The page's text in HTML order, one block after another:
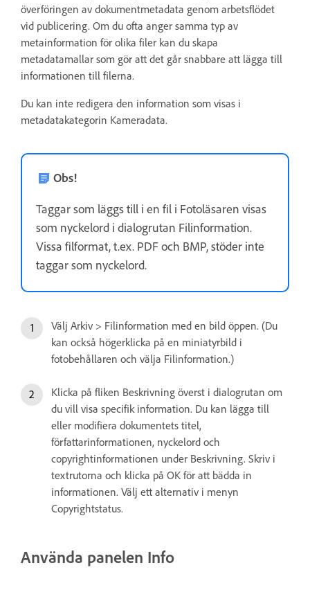
överföringen av dokumentmetadata genom arbetsflödet
vid publicering. Om du ofta anger samma typ av
metainformation för olika filer kan du skapa
metadatamallar som gör att det går snabbare att lägga till
informationen till filerna.
Du kan inte redigera den information som visas i
metadatakategorin Kameradata.
Obs!
Taggar som läggs till i en fil i Fotoläsaren visas
som nyckelord i dialogrutan Filinformation.
Vissa filformat, t.ex. PDF och BMP, stöder inte
taggar som nyckelord.
Välj Arkiv > Filinformation med en bild öppen. (Du
kan också högerklicka på en miniatyrbild i
fotobehållaren och välja Filinformation.)
Klicka på fliken Beskrivning överst i dialogrutan om
du vill visa specifik information. Du kan lägga till
eller modifiera dokumentets titel,
författarinformationen, nyckelord och
copyrightinformationen under Beskrivning. Skriv i
textrutorna och klicka på OK för att bädda in
informationen. Välj ett alternativ i menyn
Copyrightstatus.
Använda panelen Info